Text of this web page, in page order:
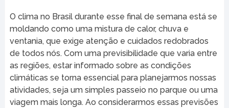
O clima no Brasil durante esse final de semana está se
moldando como uma mistura de calor, chuva e
ventania, que exige atenção e cuidados redobrados
de todos nós. Com uma previsibilidade que varia entre
as regiões, estar informado sobre as condições
climáticas se torna essencial para planejarmos nossas
atividades, seja um simples passeio no parque ou uma
viagem mais longa. Ao considerarmos essas previsões